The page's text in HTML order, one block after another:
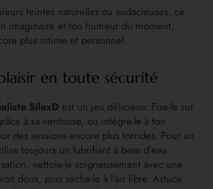
teintes naturelles ou audacieuses, ce
imaginaire et ton humeur du moment,
plus intime et personnel.
en toute sécurité
SilexD est un jeu délicieux. Fixe-le sur
à sa ventouse, ou intègre-le à ton
des sessions encore plus torrides. Pour un
toujours un lubrifiant à base d’eau.
nettoie-le soigneusement avec une
doux, puis sèche-le à l’air libre. Astuce